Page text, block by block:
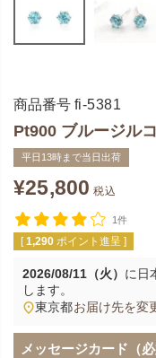
商品番号 fi-5381
Pt900 ブルージル
平日13時まで当日出荷
¥25,800 税込
1件
[ 1,290 ポイント進呈 ]
2026/08/11（火） に 日
します。
東京都お届け先を変
メッセージカード（必